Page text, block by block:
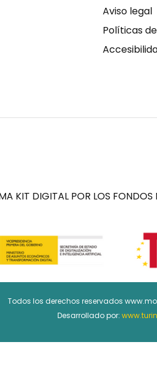
Aviso legal
Políticas
KIT DIGITAL POR LOS
Todos los derechos reservados
Desarrollado por: